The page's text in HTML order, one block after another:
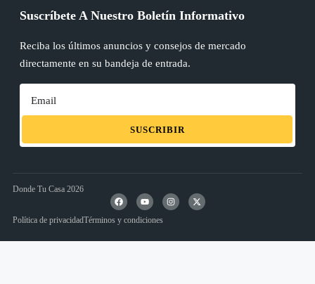
Suscríbete A Nuestro Boletín Informativo
Reciba los últimos anuncios y consejos de mercado
directamente en su bandeja de entrada.
SUSCRIBIR
Donde Tu Casa 2026
Política de privacidadTérminos y condiciones